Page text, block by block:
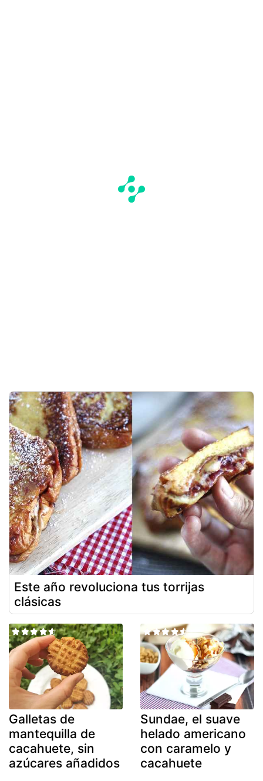
Este año revoluciona tus torrijas
clásicas
Galletas de
mantequilla de
cacahuete, sin
azúcares añadidos
Sundae, el suave
helado americano
con caramelo y
cacahuete